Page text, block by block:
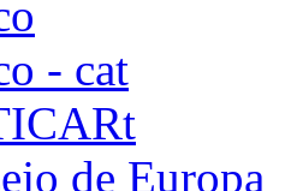
- cat
de Europa